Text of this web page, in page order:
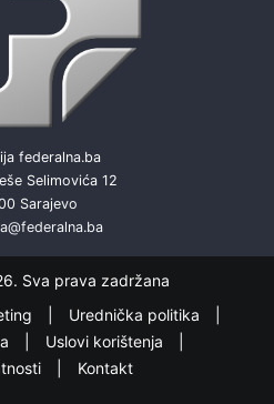
federalna.ba
Selimovića 12
Sarajevo
Sva prava zadržana
Urednička politika
Uslovi korištenja
Kontakt